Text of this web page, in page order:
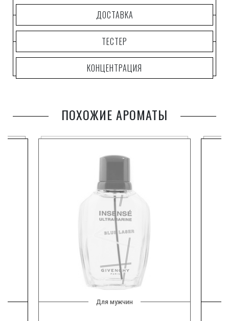
пронзительная свежесть снега.
Прекрасной парой для мужчины с этим ароматом
станет леди, выбравшая парфюм S.
T.
Dupont Essence Pure ICE Pour Femme.
полный свежести, красок, замечательного настроения и
Парфюмерная композиция этого аромата включает в
себя такие ноты как лайм, зеленый мандарин,
грейпфрут, морской аккорд, листья бамбука, ягоды
можжевельника, древесные оттенки, пачули, белый
ДОСТАВКА
ТЕСТЕР
КОНЦЕНТРАЦИЯ
ПОХОЖИЕ АРОМАТЫ
Для мужчин